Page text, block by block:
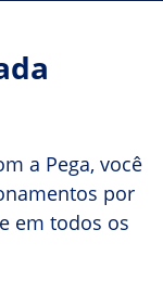
a Pega, você
por
em todos os